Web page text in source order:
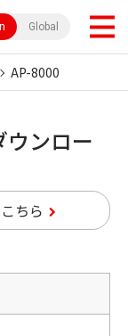
Global
AP-8000
ウンロー
ちら